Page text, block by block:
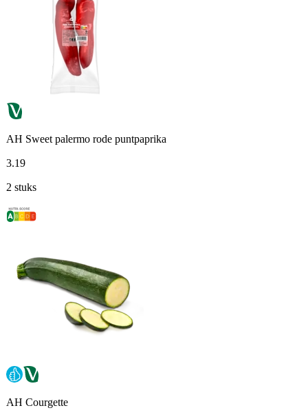
AH Sweet palermo rode puntpaprika
3.19
2 stuks
AH Courgette